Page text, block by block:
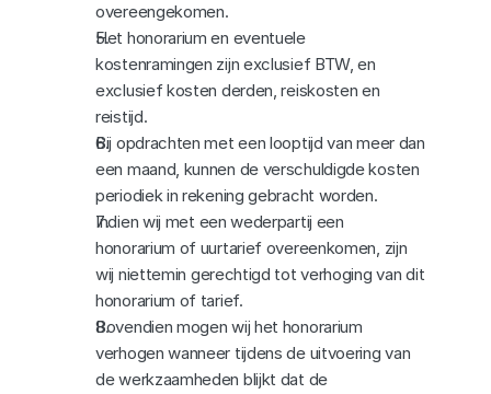
overeengekomen.
Het honorarium en eventuele
kostenramingen zijn exclusief BTW, en
exclusief kosten derden, reiskosten en
reistijd.
Bij opdrachten met een looptijd van meer dan
een maand, kunnen de verschuldigde kosten
periodiek in rekening gebracht worden.
Indien wij met een wederpartij een
honorarium of uurtarief overeenkomen, zijn
wij niettemin gerechtigd tot verhoging van dit
honorarium of tarief.
Bovendien mogen wij het honorarium
verhogen wanneer tijdens de uitvoering van
de werkzaamheden blijkt dat de